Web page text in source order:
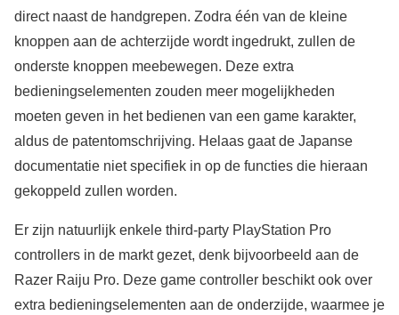
direct naast de handgrepen. Zodra één van de kleine
knoppen aan de achterzijde wordt ingedrukt, zullen de
onderste knoppen meebewegen. Deze extra
bedieningselementen zouden meer mogelijkheden
moeten geven in het bedienen van een game karakter,
aldus de patentomschrijving. Helaas gaat de Japanse
documentatie niet specifiek in op de functies die hieraan
gekoppeld zullen worden.
Er zijn natuurlijk enkele third-party PlayStation Pro
controllers in de markt gezet, denk bijvoorbeeld aan de
Razer Raiju Pro. Deze game controller beschikt ook over
extra bedieningselementen aan de onderzijde, waarmee je